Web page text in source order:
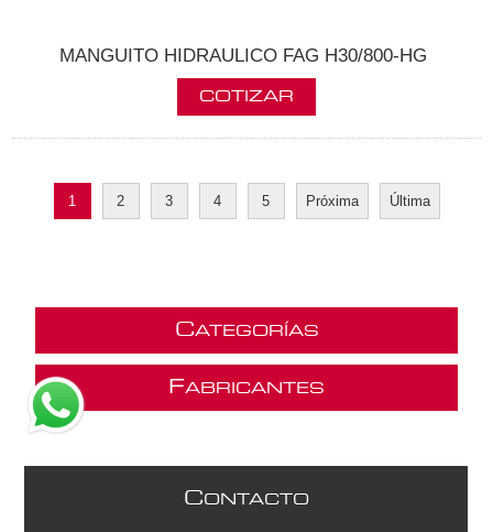
MANGUITO HIDRAULICO FAG H30/800-HG
1 2 3 4 5 Próxima Última
CATEGORÍAS
FABRICANTES
CONTACTO